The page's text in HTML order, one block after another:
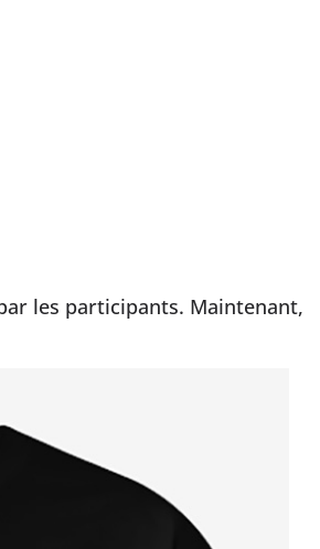
les participants. Maintenant,